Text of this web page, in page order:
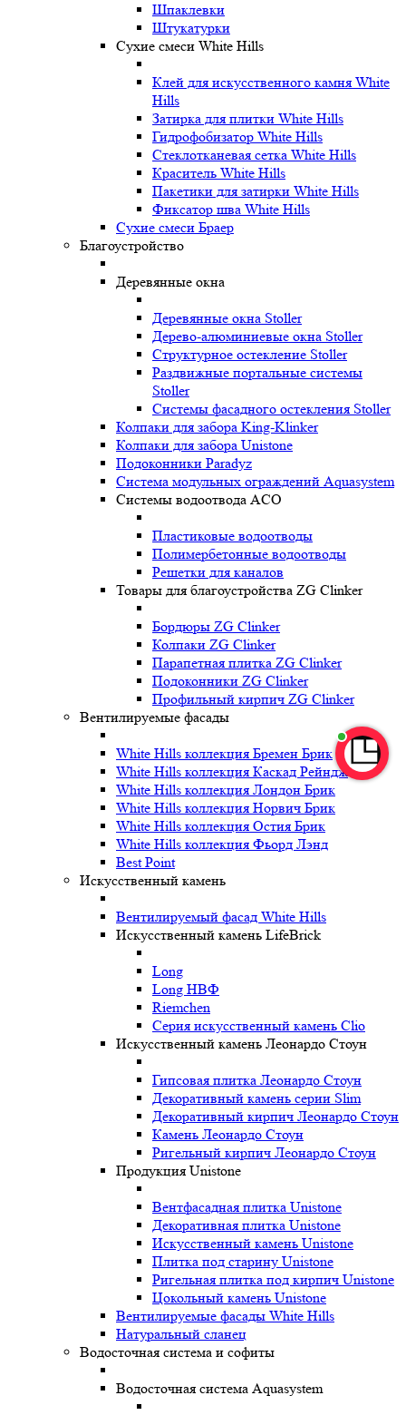
Шпаклевки
Штукатурки
Сухие смеси White Hills
Клей для искусственного камня White
Hills
Затирка для плитки White Hills
Гидрофобизатор White Hills
Стеклотканевая сетка White Hills
Краситель White Hills
Пакетики для затирки White Hills
Фиксатор шва White Hills
Сухие смеси Браер
Благоустройство
Деревянные окна
Деревянные окна Stoller
Дерево-алюминиевые окна Stoller
Структурное остекление Stoller
Раздвижные портальные системы
Stoller
Системы фасадного остекления Stoller
Колпаки для забора King-Klinker
Колпаки для забора Unistone
Подоконники Paradyz
Система модульных ограждений Aquasystem
Системы водоотвода ACO
Пластиковые водоотводы
Полимербетонные водоотводы
Решетки для каналов
Товары для благоустройства ZG Clinker
Бордюры ZG Clinker
Колпаки ZG Clinker
Парапетная плитка ZG Clinker
Подоконники ZG Clinker
Профильный кирпич ZG Clinker
Вентилируемые фасады
White Hills коллекция Бремен Брик
White Hills коллекция Каскад Рейндж
White Hills коллекция Лондон Брик
White Hills коллекция Норвич Брик
White Hills коллекция Остия Брик
White Hills коллекция Фьорд Лэнд
Best Point
Искусственный камень
Вентилируемый фасад White Hills
Искусственный камень LifeBrick
Long
Long НВФ
Riemchen
Серия искусственный камень Clio
Искусственный камень Леонардо Стоун
Гипсовая плитка Леонардо Стоун
Декоративный камень серии Slim
Декоративный кирпич Леонардо Стоун
Камень Леонардо Стоун
Ригельный кирпич Леонардо Стоун
Продукция Unistone
Вентфасадная плитка Unistone
Декоративная плитка Unistone
Искусственный камень Unistone
Плитка под старину Unistone
Ригельная плитка под кирпич Unistone
Цокольный камень Unistone
Вентилируемые фасады White Hills
Натуральный сланец
Водосточная система и софиты
Водосточная система Aquasystem